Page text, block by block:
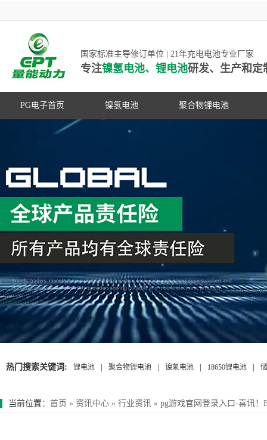
国家标准主导修订单位 | 21年充电电池专业厂家
专注镍氢电池、锂电池研发、生产和定
PG电子首页 镍氢电池 聚合物锂电池
高容量镍氢电池
超低自放电镍氢电池
动力镍氢电池
常规镍氢电池
PG游戏官网是镍氢电池国家标准主导
修订单位，并参与多项锂电池行业国
家标准的制定
热门搜索关键词: 锂电池 聚合物锂电池 镍氢电池 18650锂电池
当前位置 ： 首页 » 资讯中心 » 行业资讯 » pg游戏官网登录入口-喜讯